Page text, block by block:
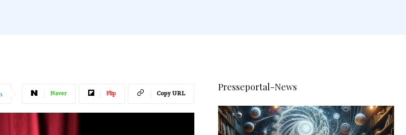
Naver Flip Copy URL
Presseportal-News